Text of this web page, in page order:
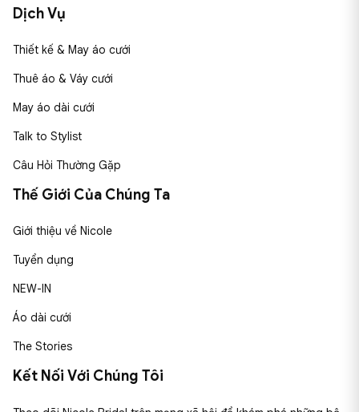
Dịch Vụ
Thiết kế & May áo cưới
Thuê áo & Váy cưới
May áo dài cưới
Talk to Stylist
Câu Hỏi Thường Gặp
Thế Giới Của Chúng Ta
Giới thiệu về Nicole
Tuyển dụng
NEW-IN
Áo dài cưới
The Stories
Kết Nối Với Chúng Tôi